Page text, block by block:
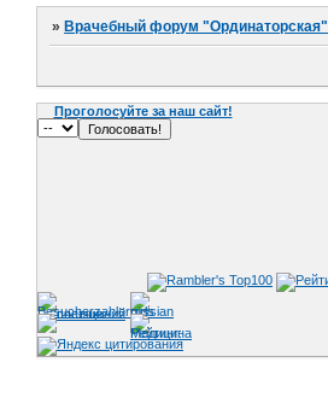
» Врачебный форум "Ординаторская"
Проголосуйте за наш сайт!